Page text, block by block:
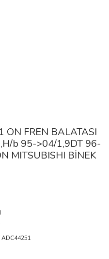
ON FREN BALATASI
b 95->04/1,9DT 96-
MITSUBISHI BİNEK
ADC44251